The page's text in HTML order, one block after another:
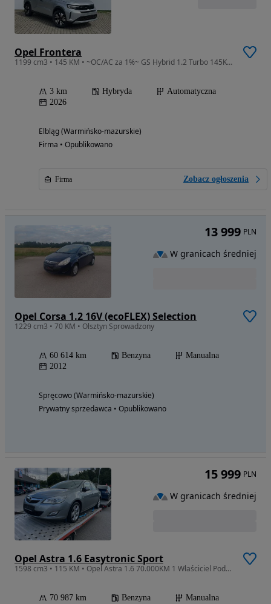
Opel Frontera
1199 cm3 • 145 KM • ~OC/AC za 1%~ GS Hybrid 1.2 Turbo 145KM eDCT6
3 km Hybryda
Automatyczna
2026
Elbląg (Warmińsko-mazurskie)
Firma • Opublikowano
Firma Zobacz ogłoszenia
Opel Corsa 1.2 16V (ecoFLEX) Selection
1229 cm3 • 70 KM • Olsztyn Sprowadzony
60 614 km Benzyna
Manualna
2012
Spręcowo (Warmińsko-mazurskie)
Prywatny sprzedawca • Opublikowano
13 999 PLN
W granicach średniej
Opel Astra 1.6 Easytronic Sport
1598 cm3 • 115 KM • Opel Astra 1.6 70.000KM 1 Właściciel Podgrzewane siedzenia KLIMA
70 987 km Benzyna
Manualna
15 999 PLN
W granicach średniej